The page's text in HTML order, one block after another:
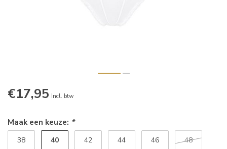
€17,95 Incl. btw
Maak een keuze: *
38 40 42 44 46 48